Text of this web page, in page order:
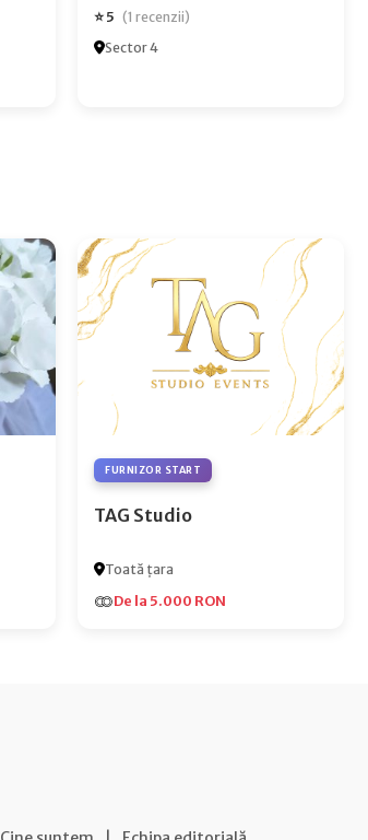
⭐ 5 (1 recenzii)
Sector 4
FURNIZOR START
TAG Studio
Toată țara
De la 5.000 RON